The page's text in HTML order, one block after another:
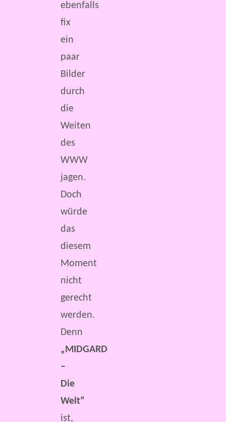
ebenfalls
fix
ein
paar
Bilder
durch
die
Weiten
des
WWW
jagen.
Doch
würde
das
diesem
Moment
nicht
gerecht
werden.
Denn
„MIDGARD
–
Die
Welt“
ist,